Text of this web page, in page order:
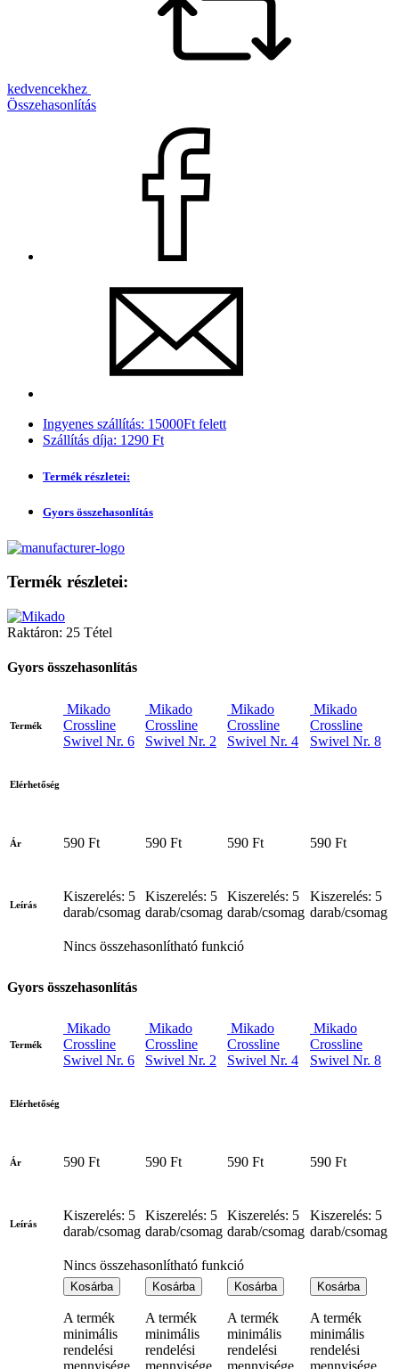
kedvencekhez
Összehasonlítás
Ingyenes szállítás: 15000Ft felett
Szállítás díja: 1290 Ft
Termék részletei:
Gyors összehasonlítás
Termék részletei:
Raktáron: 25 Tétel
Gyors összehasonlítás
Termék
Mikado
Crossline
Swivel Nr. 6
Mikado
Crossline
Swivel Nr. 2
Mikado
Crossline
Swivel Nr. 4
Mikado
Crossline
Swivel Nr. 8
Elérhetőség
Ár 590 Ft 590 Ft 590 Ft 590 Ft
Leírás
Kiszerelés: 5
darab/csomag
Kiszerelés: 5
darab/csomag
Kiszerelés: 5
darab/csomag
Kiszerelés: 5
darab/csomag
Nincs összehasonlítható funkció
Gyors összehasonlítás
Termék
Mikado
Crossline
Swivel Nr. 6
Mikado
Crossline
Swivel Nr. 2
Mikado
Crossline
Swivel Nr. 4
Mikado
Crossline
Swivel Nr. 8
Elérhetőség
Ár 590 Ft 590 Ft 590 Ft 590 Ft
Leírás
Kiszerelés: 5
darab/csomag
Kiszerelés: 5
darab/csomag
Kiszerelés: 5
darab/csomag
Kiszerelés: 5
darab/csomag
Nincs összehasonlítható funkció
Kosárba
A termék
minimális
rendelési
Kosárba
A termék
minimális
rendelési
Kosárba
A termék
minimális
rendelési
Kosárba
A termék
minimális
rendelési